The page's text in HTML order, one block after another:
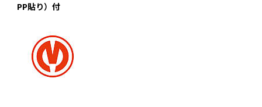
PP貼り）付